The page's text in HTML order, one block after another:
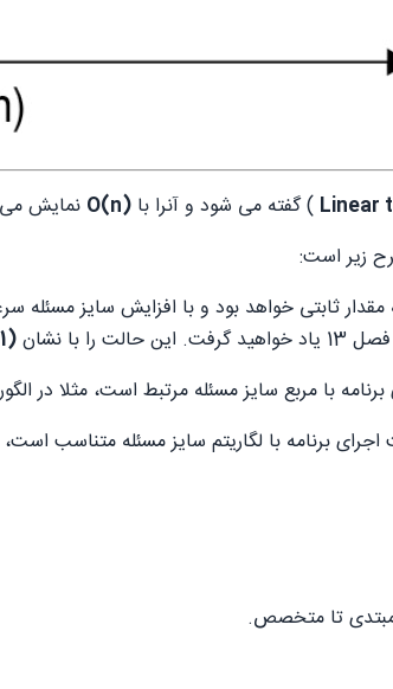
Linear ) گفته می شود و آنرا با (n)O
نمایش
زیر است:
نشان
(1)O
با مربع سایز مسئله مرتبط است، مثلا در الگوریتم مرتب
برنامه با لگاریتم سایز مسئله متناسب است، مثلا در
مبتدی تا متخصص.